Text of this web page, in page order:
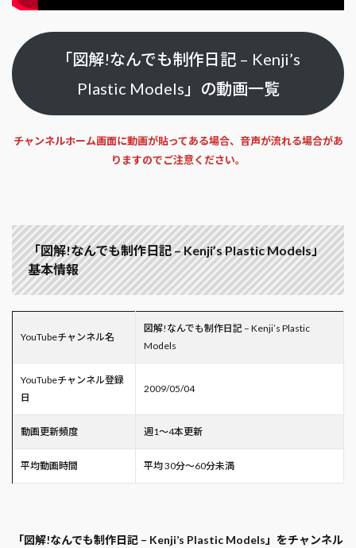
「図解!なんでも制作日記 – Kenji’s
Plastic Models」の動画一覧
チャンネルホーム画面に動画が貼ってある場合、音声が流れる場合があ
りますのでご注意ください。
「図解!なんでも制作日記 – Kenji’s Plastic Models」
基本情報
YouTubeチャンネル名
図解!なんでも制作日記 – Kenji’s Plastic
Models
YouTubeチャンネル登録
日
2009/05/04
動画更新頻度 週1～4本更新
平均動画時間 平均 30分～60分未満
「図解!なんでも制作日記 – Kenji’s Plastic Models」をチャンネル